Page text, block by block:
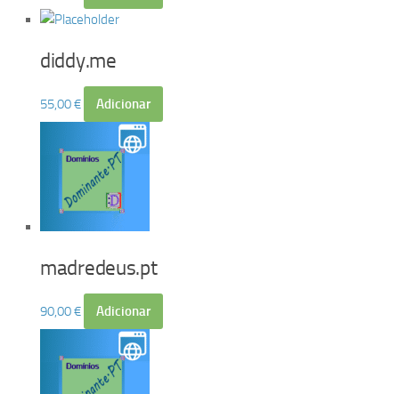
diddy.me
55,00€ Adicionar
madredeus.pt
90,00€ Adicionar